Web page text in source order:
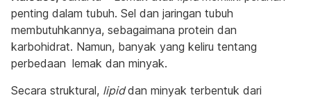
penting dalam tubuh. Sel dan jaringan tubuh
membutuhkannya, sebagaimana protein dan
karbohidrat. Namun, banyak yang keliru tentang
perbedaan lemak dan minyak.
Secara struktural, lipiddan minyak terbentuk dari